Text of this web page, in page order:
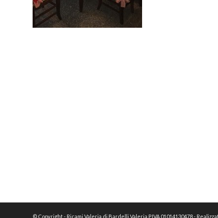
© Copyright - Ricami Valeria di Bardelli Valeria P.IVA 01014130478 -